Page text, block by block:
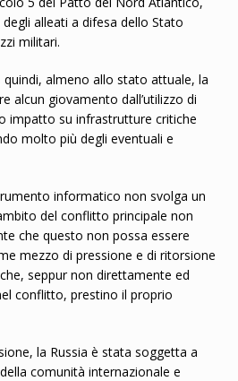
alleati a difesa dello Stato
militari.
almeno allo stato attuale, la
alcun giovamento dall’utilizzo di
impatto su infrastrutture critiche
molto più degli eventuali e
informatico non svolga un
del conflitto principale non
che questo non possa essere
mezzo di pressione e di ritorsione
seppur non direttamente ed
conflitto, prestino il proprio
la Russia è stata soggetta a
comunità internazionale e